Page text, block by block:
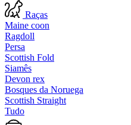
Raças
Maine coon
Ragdoll
Persa
Scottish Fold
Siamês
Devon rex
Bosques da Noruega
Scottish Straight
Tudo